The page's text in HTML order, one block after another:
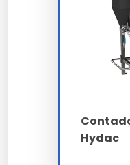
imagem, cobrindo
a 2.500
canais
repetibilidade é
e o alinhamento
Para controle de
Hydac